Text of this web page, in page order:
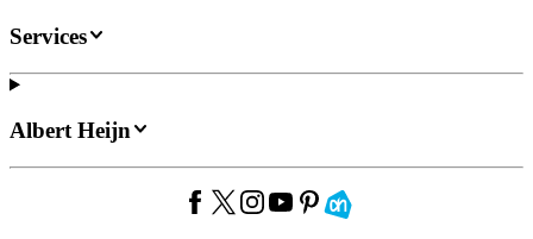
Services
Albert Heijn